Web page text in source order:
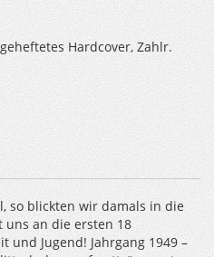
Hardcover, Zahlr.
so blickten wir damals in die
uns an die ersten 18
und Jugend! Jahrgang 1949 –